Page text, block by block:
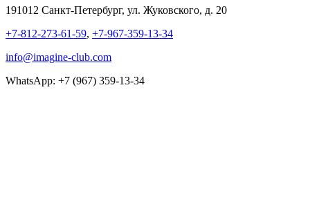
191012 Санкт-Петербург, ул. Жуковского, д. 20
+7-812-273-61-59, +7-967-359-13-34
info@imagine-club.com
WhatsApp: +7 (967) 359-13-34